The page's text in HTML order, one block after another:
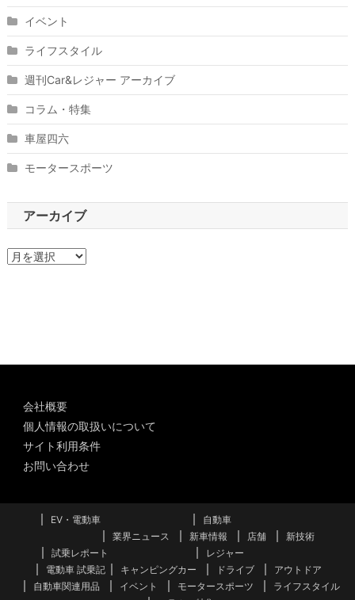
イベント
ライフスタイル
週刊Car&レジャー アーカイブ
コラム・特集
車屋四六
モータースポーツ
アーカイブ
ア
会社概要
個人情報の取扱いについて
サイト利用条件
お問い合わせ
EV・電動車
自動車
業界ニュース
新車情報 店舗
新技術
試乗レポート
電動車 試乗記
レジャー
キャンピングカー
ドライブ
アウトドア
自動車関連用品
イベント モータースポーツ
ライフスタイル